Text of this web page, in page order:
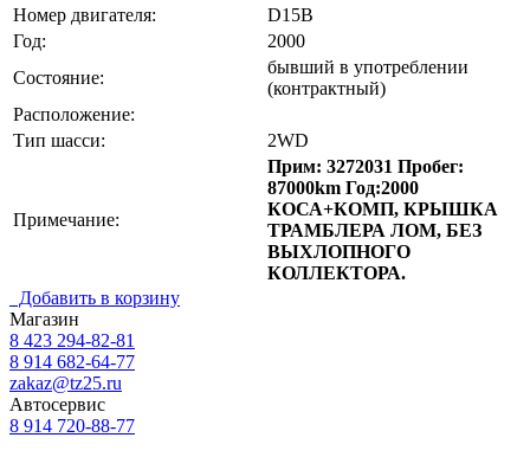
Номер двигателя:
D15B
Год:
2000
Состояние:
бывший в употреблении
(контрактный)
Расположение:
Тип шасси:
2WD
Примечание:
Прим: 3272031 Пробег:
87000km Год:2000
КОСА+КОМП, КРЫШКА
ТРАМБЛЕРА ЛОМ, БЕЗ
ВЫХЛОПНОГО
КОЛЛЕКТОРА.
Добавить в корзину
Магазин
8 423 294-82-81
8 914 682-64-77
zakaz@tz25.ru
Автосервис
8 914 720-88-77